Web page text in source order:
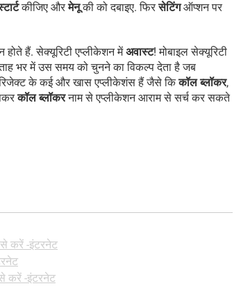
कीजिए औरमेनूकी को दबाइए. फिरसेटिंगऑप्शन पर
हैं. सेक्यूरिटी एप्लीकेशन मेंअवास्ट! मोबाइल सेक्यूरिटी
भर में उस समय को चुनने का विकल्प देता है जब
रिजेक्ट के कई और खास एप्लीकेशंस हैं जैसे किकॉल ब्लॉकर,
कॉल ब्लॉकरनाम से एप्लीकेशन आराम से सर्च कर सकते
करें -इंटरनेट
करें -इंटरनेट